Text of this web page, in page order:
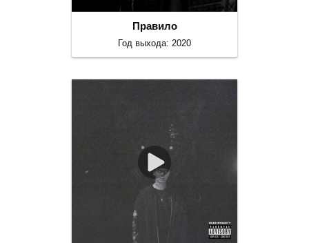
Правило
Год выхода: 2020